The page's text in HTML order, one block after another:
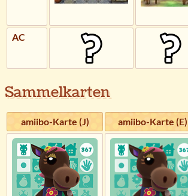
AC
Sammelkarten
amiibo-Karte (J) amiibo-Karte (E)